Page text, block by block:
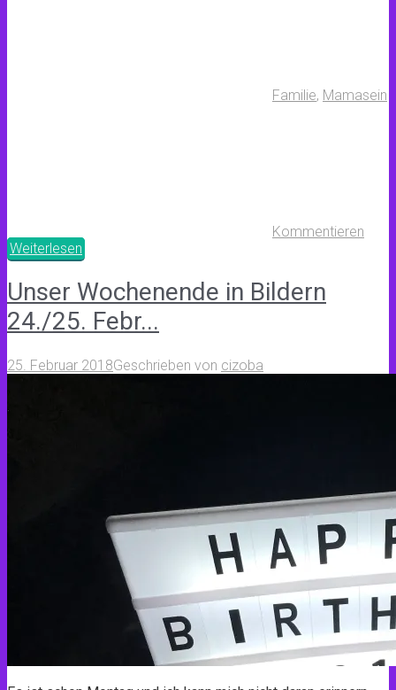
Familie, Mamasein
Kommentieren
Weiterlesen
Unser Wochenende in Bildern
24./25. Febr...
25. Februar 2018Geschrieben von cizoba